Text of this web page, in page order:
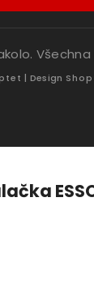
.
| Design